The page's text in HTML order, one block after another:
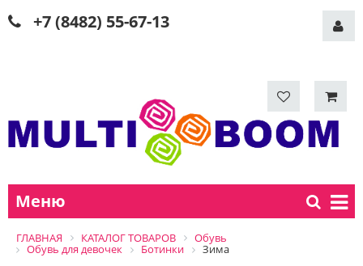
+7 (8482) 55-67-13
Меню
ГЛАВНАЯ КАТАЛОГ ТОВАРОВ
Обувь
Обувь для девочек
Ботинки Зима